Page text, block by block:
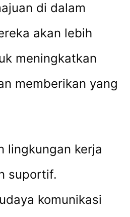
di dalam
akan lebih
meningkatkan
memberikan yang
lingkungan kerja
suportif.
komunikasi